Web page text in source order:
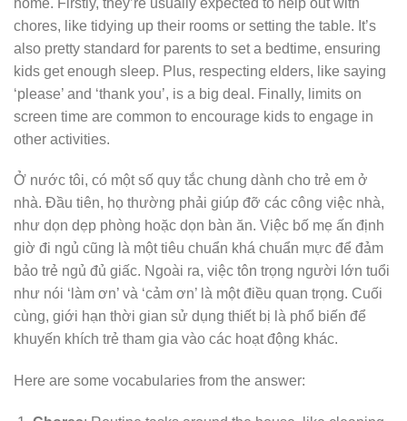
chores, like tidying up their rooms or setting the table. It’s
also pretty standard for parents to set a bedtime, ensuring
kids get enough sleep. Plus, respecting elders, like saying
‘please’ and ‘thank you’, is a big deal. Finally, limits on
screen time are common to encourage kids to engage in
other activities.
Ở nước tôi, có một số quy tắc chung dành cho trẻ em ở
nhà. Đầu tiên, họ thường phải giúp đỡ các công việc nhà,
như dọn dẹp phòng hoặc dọn bàn ăn. Việc bố mẹ ấn định
giờ đi ngủ cũng là một tiêu chuẩn khá chuẩn mực để đảm
bảo trẻ ngủ đủ giấc. Ngoài ra, việc tôn trọng người lớn tuổi
như nói ‘làm ơn’ và ‘cảm ơn’ là một điều quan trọng. Cuối
cùng, giới hạn thời gian sử dụng thiết bị là phổ biến để
khuyến khích trẻ tham gia vào các hoạt động khác.
Here are some vocabularies from the answer: